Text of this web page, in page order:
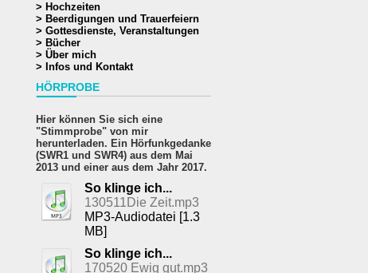
> Hochzeiten
> Beerdigungen und Trauerfeiern
> Gottesdienste, Veranstaltungen
> Bücher
> Über mich
> Infos und Kontakt
HÖRPROBE
Hier können Sie sich eine
"Stimmprobe" von mir
herunterladen. Ein Hörfunkgedanke
(SWR1 und SWR4) aus dem Mai
2013 und einer aus dem Jahr 2017.
So klinge ich...
130511Die Zeit.mp3
MP3-Audiodatei [1.3
MB]
So klinge ich...
170520 Ewig gut.mp3